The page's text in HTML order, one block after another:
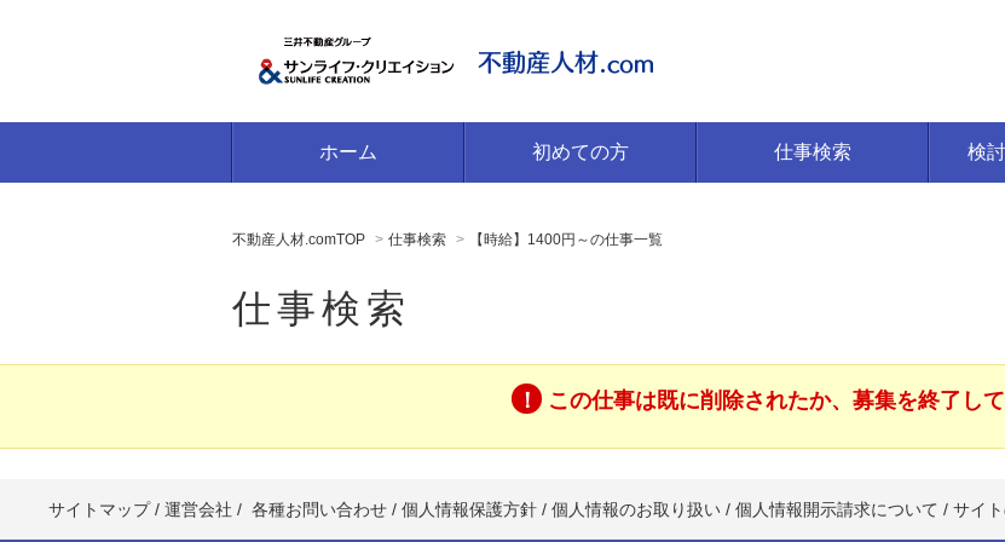
ホーム 初めての方 仕事検索 検
不動産人材.comTOP 仕事検索 【時給】1400円～の仕事一覧
仕事検索
この仕事は既に削除されたか、募集を終了して
サイトマップ/ 運営会社 / 各種お問い合わせ/ 個人情報保護方針/ 個人情報のお取り扱い / 個人情報開示請求について / サイ